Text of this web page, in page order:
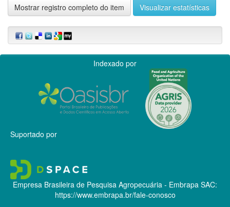
Mostrar registro completo do item Visualizar estatísticas
Indexado por
Suportado por
Empresa Brasileira de Pesquisa Agropecuária - Embrapa SAC:
https://www.embrapa.br/fale-conosco